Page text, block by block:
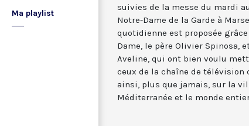
Ma playlist
suivies de la messe du mardi
Notre-Dame de la Garde à
quotidienne est proposée
Dame, le père Olivier Spinosa,
Aveline, qui ont bien voulu
ceux de la chaîne de télévision
ainsi, plus que jamais, sur la
Méditerranée et le monde